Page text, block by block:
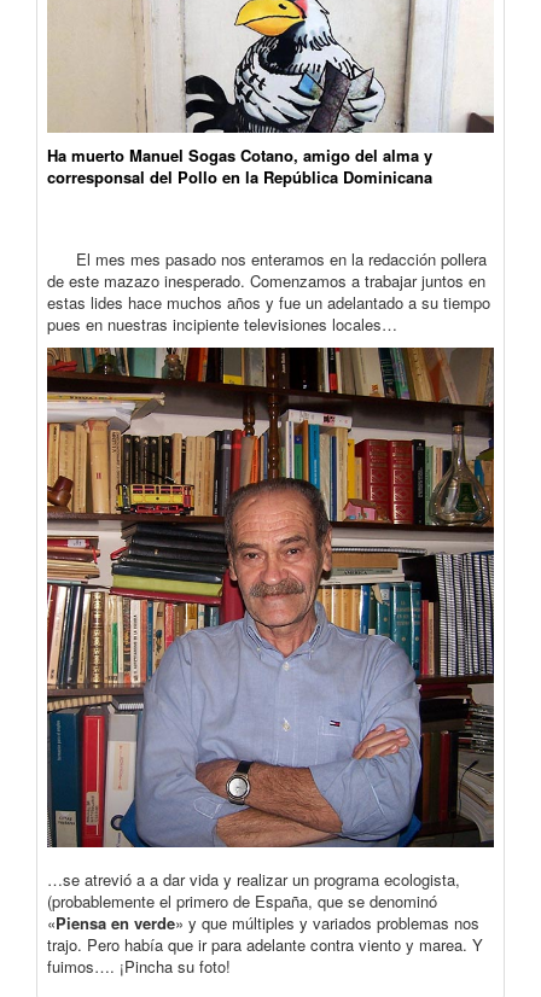
Ha muerto Manuel Sogas Cotano, amigo del alma y
corresponsal del Pollo en la República Dominicana
El mes mes pasado nos enteramos en la redacción pollera
de este mazazo inesperado. Comenzamos a trabajar juntos en
estas lides hace muchos años y fue un adelantado a su tiempo
pues en nuestras incipiente televisiones locales…
…se atrevió a a dar vida y realizar un programa ecologista,
(probablemente el primero de España, que se denominó
«Piensa en verde» y que múltiples y variados problemas nos
trajo. Pero había que ir para adelante contra viento y marea. Y
fuimos…. ¡Pincha su foto!